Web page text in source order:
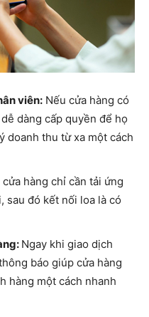
viên: Nếu cửa hàng có
dàng cấp quyền để họ
doanh thu từ xa một cách
cửa hàng chỉ cần tải ứng
sau đó kết nối loa là có
Ngay khi giao dịch
báo giúp cửa hàng
hàng một cách nhanh